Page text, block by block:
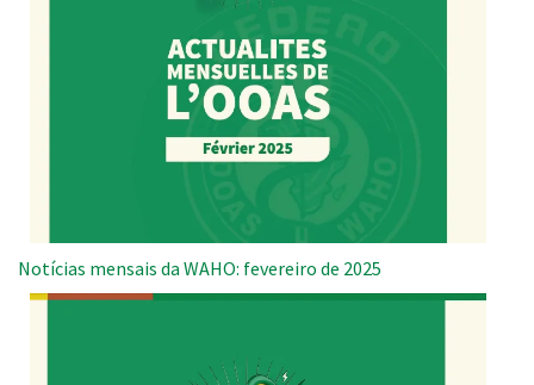
Notícias mensais da WAHO: fevereiro de 2025